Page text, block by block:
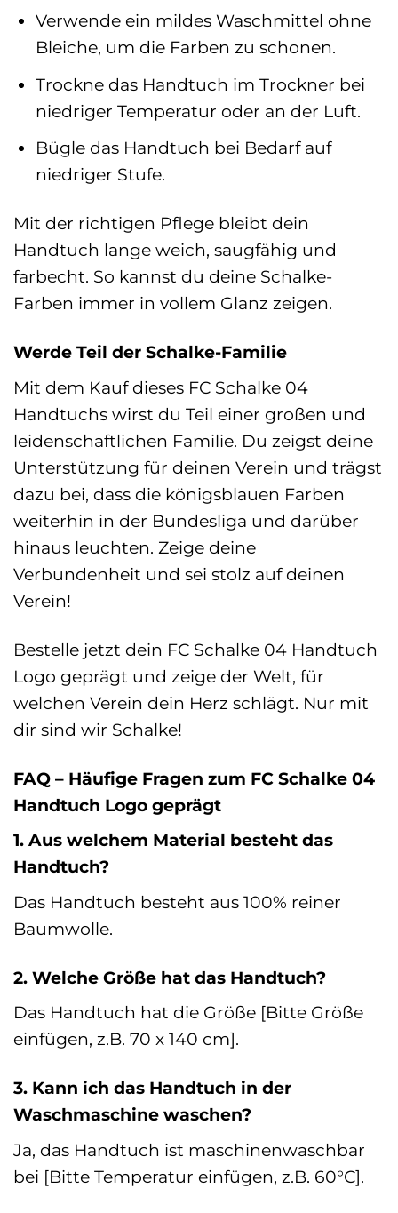
Verwende ein mildes Waschmittel ohne
Bleiche, um die Farben zu schonen.
Trockne das Handtuch im Trockner bei
niedriger Temperatur oder an der Luft.
Bügle das Handtuch bei Bedarf auf
niedriger Stufe.
Mit der richtigen Pflege bleibt dein
Handtuch lange weich, saugfähig und
farbecht. So kannst du deine Schalke-
Farben immer in vollem Glanz zeigen.
Werde Teil der Schalke-Familie
Mit dem Kauf dieses FC Schalke 04
Handtuchs wirst du Teil einer großen und
leidenschaftlichen Familie. Du zeigst deine
Unterstützung für deinen Verein und trägst
dazu bei, dass die königsblauen Farben
weiterhin in der Bundesliga und darüber
hinaus leuchten. Zeige deine
Verbundenheit und sei stolz auf deinen
Verein!
Bestelle jetzt dein FC Schalke 04 Handtuch
Logo geprägt und zeige der Welt, für
welchen Verein dein Herz schlägt. Nur mit
dir sind wir Schalke!
FAQ – Häufige Fragen zum FC Schalke 04
Handtuch Logo geprägt
1. Aus welchem Material besteht das
Handtuch?
Das Handtuch besteht aus 100% reiner
Baumwolle.
2. Welche Größe hat das Handtuch?
Das Handtuch hat die Größe [Bitte Größe
einfügen, z.B. 70 x 140 cm].
3. Kann ich das Handtuch in der
Waschmaschine waschen?
Ja, das Handtuch ist maschinenwaschbar
bei [Bitte Temperatur einfügen, z.B. 60°C].